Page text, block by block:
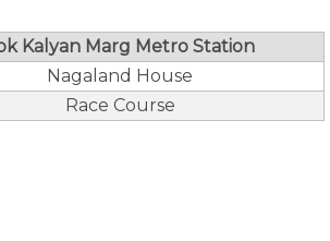
Kalyan Marg Metro Station
Nagaland House
Race Course